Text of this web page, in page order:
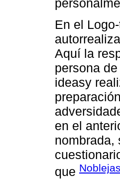
En el
Aquí la
persona
ideasy
en el
nombrada,
que